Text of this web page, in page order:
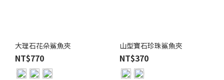
大理石花朵鯊魚夾
NT$770
山型寶石珍珠鯊魚夾
NT$370